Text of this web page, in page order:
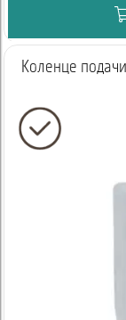
Коленце